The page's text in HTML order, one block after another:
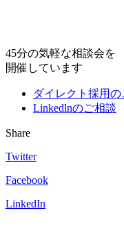
45分の気軽な相談会を
開催しています
ダイレクト採用の
Linkedlnのご相談
Share
Twitter
Facebook
LinkedIn